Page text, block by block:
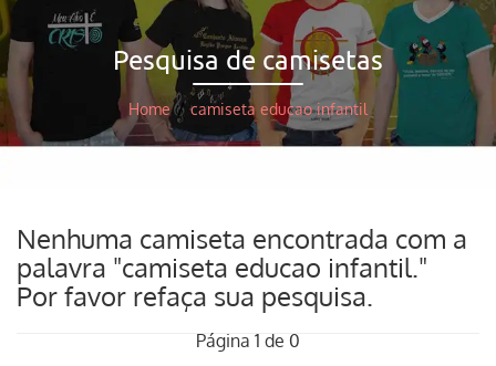
Pesquisa de camisetas
Home / camiseta educao infantil
Nenhuma camiseta encontrada com a
palavra "camiseta educao infantil."
Por favor refaça sua pesquisa.
Página 1 de 0